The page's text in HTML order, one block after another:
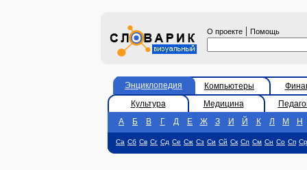
О проекте | Помощь
Энциклопедия Компьютеры
Культура
Медицина
А
Б В Г Д Е Ж З И Й К Л М Н
Са Сб Св Сг Сд Се Сж Сз Си Сй Ск Сл См Сн Со Сп Ср